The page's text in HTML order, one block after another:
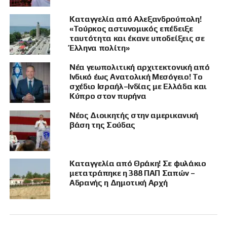
Ο κ. Μάζης σημείωσε ότι οι αγορές ήδη
διαψεύδουν τις αισιόδοξες δηλώσεις Τραμπ,
καθώς το Brent και το WTI κατέγραψαν άνοδο.
Όπως είπε, δεν μπορεί να περνούν
απρόσκοπτα τεράστιες ποσότητες πετρελαίου
από τα Στενά του Ορμούζ και ταυτόχρονα οι
τιμές να ανεβαίνουν. Αυτό δείχνει ότι οι αγορές
βλέπουν ακόμη σοβαρό κίνδυνο επανέναρξης
γενικευμένης σύγκρουσης.
Ισραήλ: Ο Νετανιάχου θεωρείται
πλέον «ήπιος»
Ιδιαίτερη αναφορά έκανε και στο Ισραήλ,
λέγοντας ότι είναι ο μόνος παίκτης που έχει
πετύχει μέρος των στόχων του, κυρίως σε Γάζα
Καταγγελία από Αλεξανδρούπολη!
«Τούρκος αστυνομικός επέδειξε
ταυτότητα και έκανε υποδείξεις σε
Έλληνα πολίτη»
Νέα γεωπολιτική αρχιτεκτονική από
Ινδικό έως Ανατολική Μεσόγειο! Το
σχέδιο Ισραήλ–Ινδίας με Ελλάδα και
Κύπρο στον πυρήνα
Νέος Διοικητής στην αμερικανική
βάση της Σούδας
Καταγγελία από Θράκη! Σε φυλάκιο
μετατράπηκε η 388 ΠΑΠ Σαπών –
Αδρανής η Δημοτική Αρχή